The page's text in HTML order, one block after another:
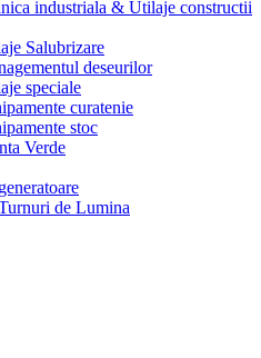
industriala & Utilaje constructii
Salubrizare
deseurilor
speciale
curatenie
stoc
Verde
de Lumina